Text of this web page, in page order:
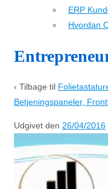
ERP
Hvordan
‹ Tilbage til
Betjeningspaneler,
Udgivet den 26/04/2016